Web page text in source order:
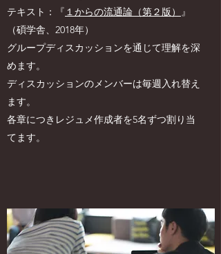
テキスト：『 １からの流通論（第２版）
』
（碩学舎、2018年）
グループディスカッションを通じて理解を深
めます。
ディスカッションのメンバーは毎週入れ替え
ます。
各章につきレジュメ作成者を5名ずつ割り当
てます。